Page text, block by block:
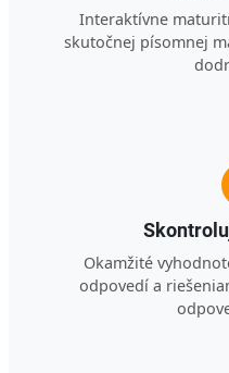
Interaktívne
skutočnej písomnej
Okamžité
odpovedí a